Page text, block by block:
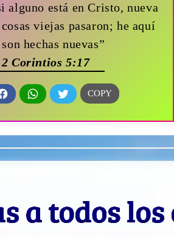
alguno está en Cristo, nueva
viejas pasaron; he aquí
hechas nuevas”
Corintios 5:17